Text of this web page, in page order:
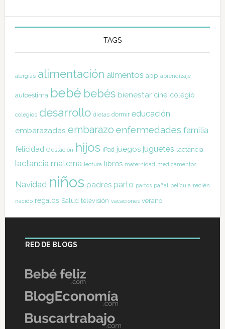
TAGS
alergias alimentación alimentos app aprendizaje
autoestima bebé bebés bienestar cine colegio
colegios desarrollo dietas dormir educación
embarazadas embarazo enfermedades familia
felicidad Gestación hijos iPad juegos juguetes lactancia
lactancia materna lectura libros maternidad medicamentos
Navidad niños padres parto partos pañal película recién
nacido regalos Salud televisión vacaciones verano
RED DE BLOGS